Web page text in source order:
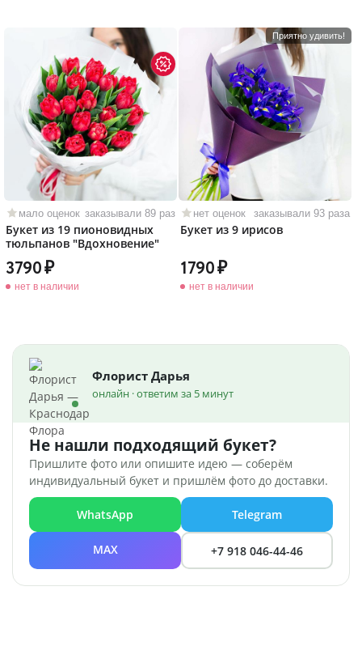
мало оценок заказывали 89 раз
Букет из 19 пионовидных
тюльпанов "Вдохновение"
3790
нет в наличии
Приятно удивить!
нет оценок заказывали 93 раза
Букет из 9 ирисов
1790
нет в наличии
Флорист Дарья
онлайн · ответим за 5 минут
Не нашли подходящий букет?
Пришлите фото или опишите идею — соберём
индивидуальный букет и пришлём фото до доставки.
WhatsApp Telegram
MAX +7 918 046-44-46